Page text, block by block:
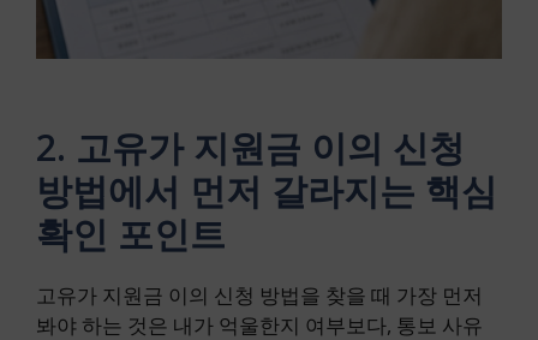
2. 고유가 지원금 이의 신청
방법에서 먼저 갈라지는 핵심
확인 포인트
고유가 지원금 이의 신청 방법을 찾을 때 가장 먼저
봐야 하는 것은 내가 억울한지 여부보다, 통보 사유